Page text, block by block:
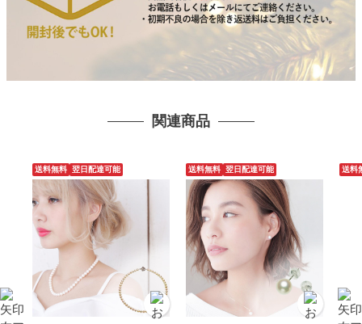
関連商品
送料無料 翌日配達可能 送料無料 翌日配達可能 送料